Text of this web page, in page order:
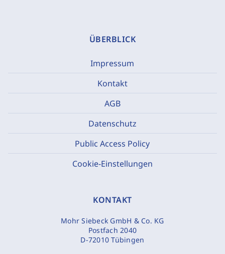
ÜBERBLICK
Impressum
Kontakt
AGB
Datenschutz
Public Access Policy
Cookie-Einstellungen
KONTAKT
Mohr Siebeck GmbH & Co. KG
Postfach 2040
D-72010 Tübingen